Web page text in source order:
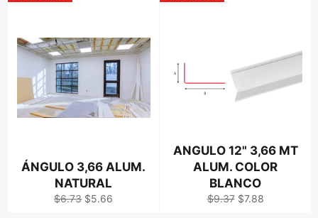
ÁNGULO 3,66 ALUM.
NATURAL
Precio
$6.73 Precio
$5.66
ANGULO 12" 3,66 MT
ALUM. COLOR
BLANCO
Precio
$9.37 Precio
$7.88